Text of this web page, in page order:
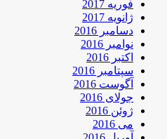
فوریه 2017
ژانویه 2017
دسامبر 2016
نوامبر 2016
اکتبر 2016
سپتامبر 2016
آگوست 2016
جولای 2016
ژوئن 2016
می 2016